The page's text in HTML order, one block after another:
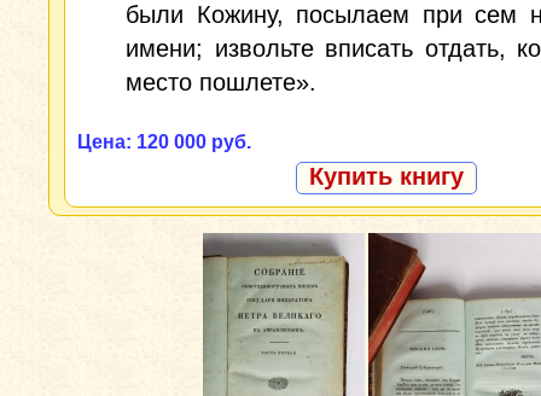
были Кожину, посылаем при сем
имени; извольте вписать отдать,
место пошлете».
Цена: 120 000 руб.
Купить книгу